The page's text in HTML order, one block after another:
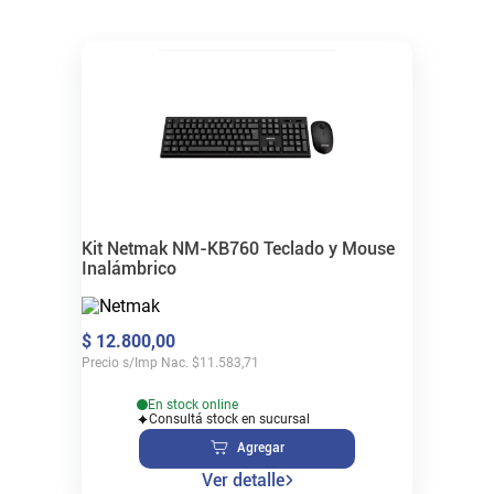
Kit Netmak NM-KB760 Teclado y Mouse
Inalámbrico
$ 12.800,00
Precio s/Imp Nac. $11.583,71
En stock online
Consultá stock en sucursal
Agregar
Ver detalle